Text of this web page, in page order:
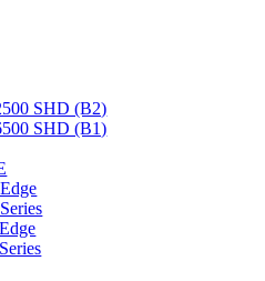
SHD (B2)
SHD (B1)